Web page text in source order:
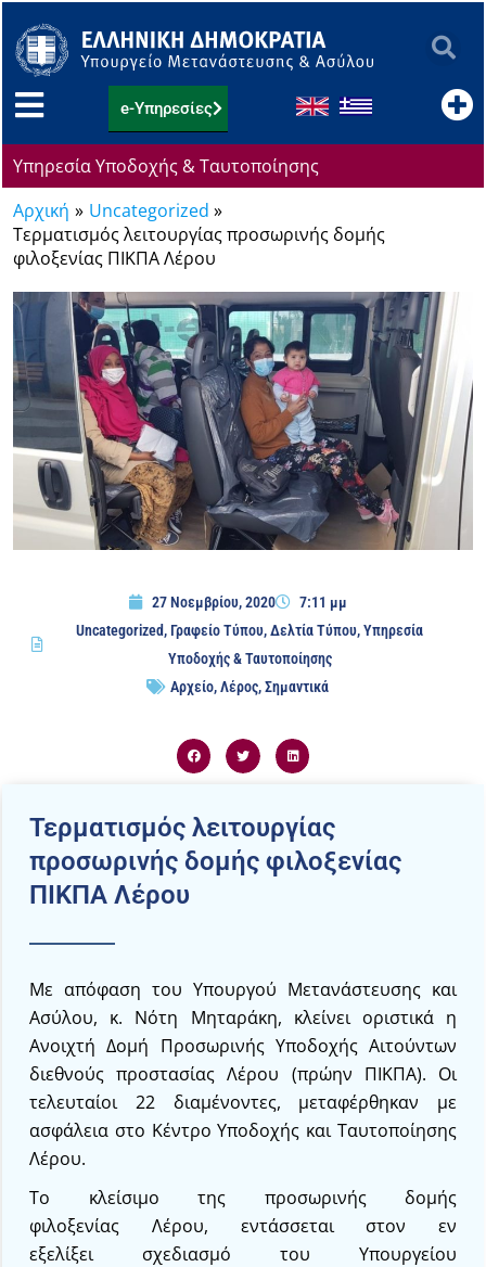
στο
περιεχόμενο
e-Υπηρεσίες
Υπηρεσία Υποδοχής & Ταυτοποίησης
Αρχική
Uncategorized
Τερματισμός λειτουργίας προσωρινής δομής
φιλοξενίας ΠΙΚΠΑ Λέρου
27 Νοεμβρίου, 2020
7:11 μμ
Uncategorized, Γραφείο Τύπου,Δελτία Τύπου,Υπηρεσία
Υποδοχής & Ταυτοποίησης
Αρχείο,Λέρος,Σημαντικά
Τερματισμός λειτουργίας
προσωρινής δομής φιλοξενίας
ΠΙΚΠΑ Λέρου
Με απόφαση του Υπουργού Μετανάστευσης και
Ασύλου, κ. Νότη Μηταράκη, κλείνει οριστικά η
Ανοιχτή Δομή Προσωρινής Υποδοχής Αιτούντων
διεθνούς προστασίας Λέρου (πρώην ΠΙΚΠΑ). Οι
τελευταίοι 22 διαμένοντες, μεταφέρθηκαν με
ασφάλεια στο Κέντρο Υποδοχής και Ταυτοποίησης
Λέρου.
Το κλείσιμο της προσωρινής δομής
φιλοξενίας Λέρου, εντάσσεται στον εν
εξελίξει σχεδιασμό του Υπουργείου